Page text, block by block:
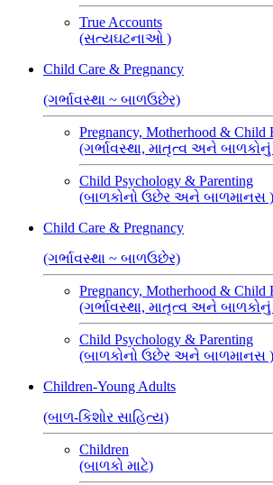
True Accounts
(સત્યઘટનાઓ )
Child Care & Pregnancy
(ગર્ભાવસ્થા ~ બાળઉછેર)
Pregnancy, Motherhood & Child
(ગર્ભાવસ્થા, માતૃત્વ અને
Child Psychology & Parenting
(બાળકોનો ઉછેર અને બાળમાનસ )
Child Care & Pregnancy
(ગર્ભાવસ્થા ~ બાળઉછેર)
Pregnancy, Motherhood & Child
(ગર્ભાવસ્થા, માતૃત્વ અને
Child Psychology & Parenting
(બાળકોનો ઉછેર અને બાળમાનસ )
Children-Young Adults
(બાળ-કિશોર સાહિત્ય)
Children
(બાળકો માટે)